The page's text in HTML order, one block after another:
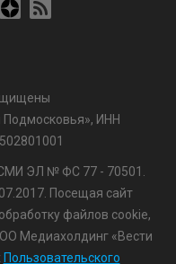
ИНН
ЭЛ № ФС 77 - 70501.
Посещая сайт
файлов cookie,
Медиахолдинг «Вести
Пользовательского